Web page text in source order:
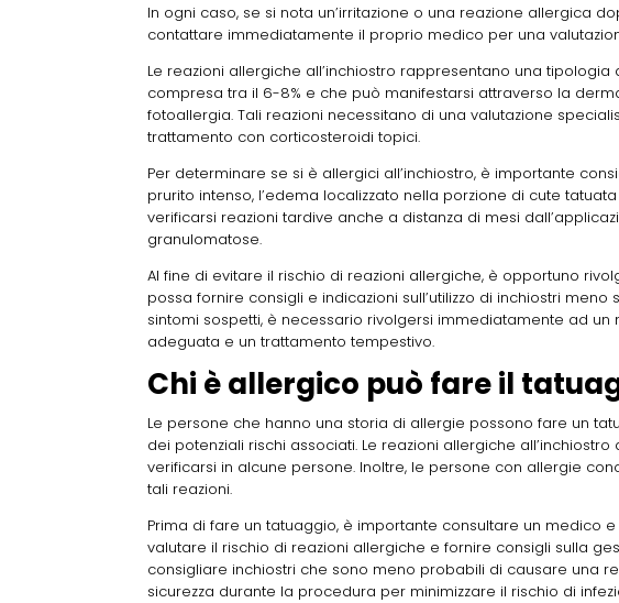
In ogni caso, se si nota un’irritazione o una reazione allergica
contattare immediatamente il proprio medico per una
Le reazioni allergiche all’inchiostro rappresentano una tipologia
compresa tra il 6-8% e che può manifestarsi attraverso la
fotoallergia. Tali reazioni necessitano di una valutazione
trattamento con corticosteroidi topici.
Per determinare se si è allergici all’inchiostro, è importante
prurito intenso, l’edema localizzato nella porzione di cute
verificarsi reazioni tardive anche a distanza di mesi
granulomatose.
Al fine di evitare il rischio di reazioni allergiche, è opportuno
possa fornire consigli e indicazioni sull’utilizzo di inchiostri
sintomi sospetti, è necessario rivolgersi immediatamente ad
adeguata e un trattamento tempestivo.
Chi è allergico può fare il
Le persone che hanno una storia di allergie possono fare un
dei potenziali rischi associati. Le reazioni allergiche
verificarsi in alcune persone. Inoltre, le persone con allergie
tali reazioni.
Prima di fare un tatuaggio, è importante consultare un medico
valutare il rischio di reazioni allergiche e fornire consigli sulla
consigliare inchiostri che sono meno probabili di causare una
sicurezza durante la procedura per minimizzare il rischio di